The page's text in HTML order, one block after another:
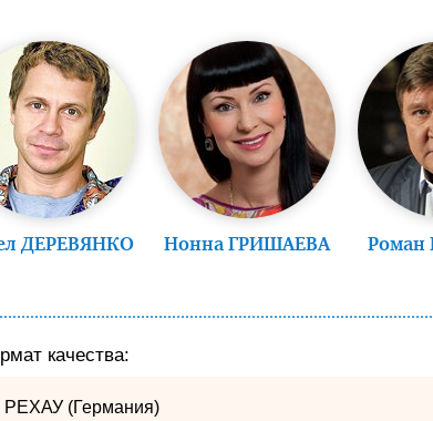
ДЕРЕВЯНКО Нонна ГРИШАЕВА
качества:
РЕХАУ (Германия)